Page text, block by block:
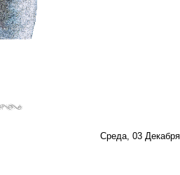
Среда, 03